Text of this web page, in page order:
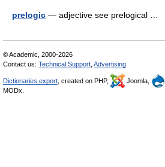
prelogic — adjective see prelogical …
© Academic, 2000-2026
Contact us: Technical Support Advertising
Dictionaries export , created on PHP, Joomla,
MODx.